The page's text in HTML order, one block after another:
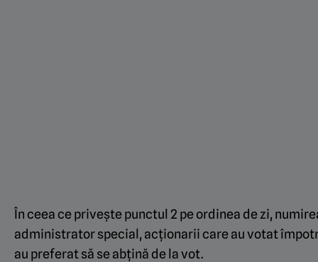
În ceea ce privește punctul 2 pe ordinea de zi,
administrator special, acționarii care au votat
au preferat să se abțină de la vot.